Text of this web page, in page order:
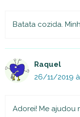
Batata cozida.
Raquel
26/11/2019
Adorei! Me ajudou